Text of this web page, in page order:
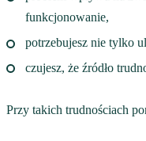
funkcjonowanie,
potrzebujesz nie tylko
czujesz, że źródło
Przy takich trudnościach